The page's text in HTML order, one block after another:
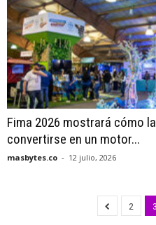
Fima 2026 mostrará cómo
convertirse en un motor...
masbytes.co - 12 julio, 2026
2 3